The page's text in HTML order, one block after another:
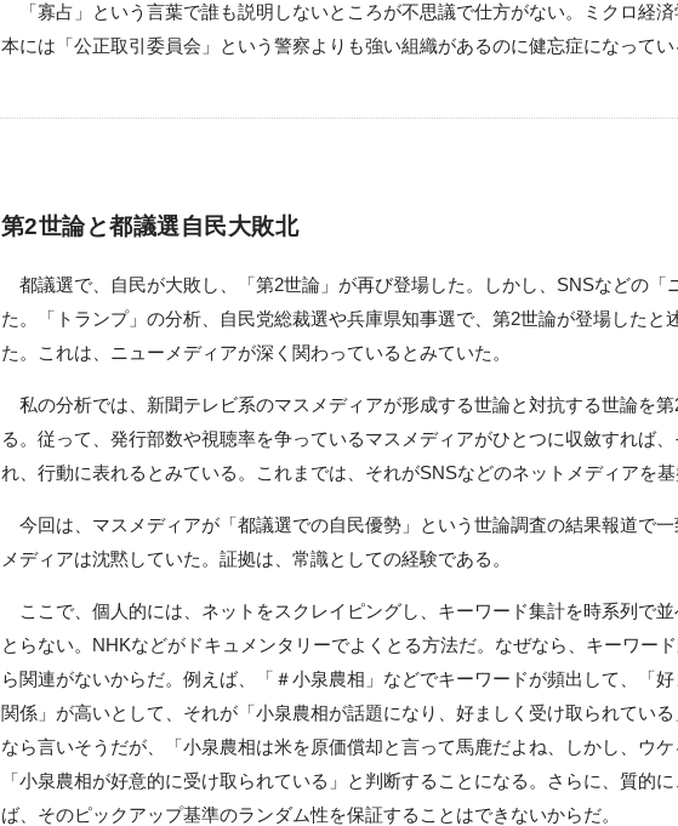
「寡占」という言葉で誰も説明しないところが不思議で仕方がない。ミクロ経
本には「公正取引委員会」という警察よりも強い組織があるのに健忘症になってい
第2世論と都議選自民大敗北
都議選で、自民が大敗し、「第2世論」が再び登場した。しかし、SNSなどの「
た。「トランプ」の分析、自民党総裁選や兵庫県知事選で、第2世論が登場したと
た。これは、ニューメディアが深く関わっているとみていた。
私の分析では、新聞テレビ系のマスメディアが形成する世論と対抗する世論を
る。従って、発行部数や視聴率を争っているマスメディアがひとつに収斂すれば
れ、行動に表れるとみている。これまでは、それがSNSなどのネットメディアを基
今回は、マスメディアが「都議選での自民優勢」という世論調査の結果報道で
メディアは沈黙していた。証拠は、常識としての経験である。
ここで、個人的には、ネットをスクレイピングし、キーワード集計を時系列で
とらない。NHKなどがドキュメンタリーでよくとる方法だ。なぜなら、キーワー
ら関連がないからだ。例えば、「＃小泉農相」などでキーワードが頻出して、「
関係」が高いとして、それが「小泉農相が話題になり、好ましく受け取られてい
なら言いそうだが、「小泉農相は米を原価償却と言って馬鹿だよね、しかし、ウ
「小泉農相が好意的に受け取られている」と判断することになる。さらに、質的
ば、そのピックアップ基準のランダム性を保証することはできないからだ。